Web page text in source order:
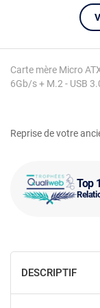
Top
Reprise de votre
Carte mère Micro
6Gb/s + M.2 - USB
DESCRIPTIF